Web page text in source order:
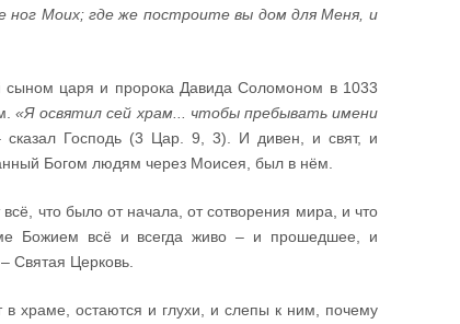
ног Моих; где же построите вы дом для Меня, и
царя и пророка Давида Соломоном в 1033
«Я освятил сей храм... чтобы пребывать имени
сказал Господь (3 Цар. 9, 3). И дивен, и свят, и
Богом людям через Моисея, был в нём.
что было от начала, от сотворения мира, и что
Божием всё и всегда живо – и прошедшее, и
Святая Церковь.
храме, остаются и глухи, и слепы к ним, почему